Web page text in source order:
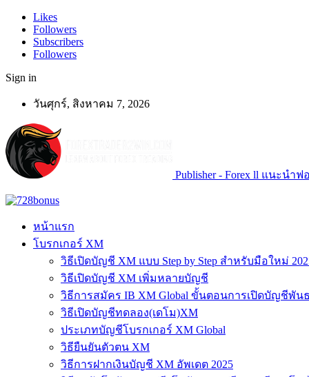
Likes
Followers
Subscribers
Followers
Sign in
วันศุกร์, สิงหาคม 7, 2026
Publisher - Forex ll แนะนำ
หน้าแรก
โบรกเกอร์ XM
วิธีเปิดบัญชี XM แบบ Step by Step สำหรับมือใหม่
วิธีเปิดบัญชี XM เพิ่มหลายบัญชี
วิธีการสมัคร IB XM Global ขั้นตอนการเปิดบัญชีพันธ
วิธีเปิดบัญชีทดลอง(เดโม)XM
ประเภทบัญชีโบรกเกอร์ XM Global
วิธียืนยันตัวตน XM
วิธีการฝากเงินบัญชี XM อัพเดต 2025